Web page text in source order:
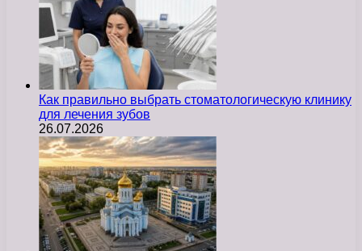
Как правильно выбрать стоматологическую клинику
для лечения зубов
26.07.2026